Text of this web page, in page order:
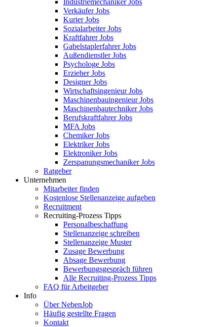
Industriemechaniker Jobs
Verkäufer Jobs
Kurier Jobs
Sozialarbeiter Jobs
Kraftfahrer Jobs
Gabelstaplerfahrer Jobs
Außendienstler Jobs
Psychologe Jobs
Erzieher Jobs
Designer Jobs
Wirtschaftsingenieur Jobs
Maschinenbauingenieur Jobs
Maschinenbautechniker Jobs
Berufskraftfahrer Jobs
MFA Jobs
Chemiker Jobs
Elektriker Jobs
Elektroniker Jobs
Zerspanungsmechaniker Jobs
Ratgeber
Unternehmen
Mitarbeiter finden
Kostenlose Stellenanzeige aufgeben
Recruitment
Recruiting-Prozess Tipps
Personalbeschaffung
Stellenanzeige schreiben
Stellenanzeige Muster
Zusage Bewerbung
Absage Bewerbung
Bewerbungsgespräch führen
Alle Recruiting-Prozess Tipps
FAQ für Arbeitgeber
Info
Über NebenJob
Häufig gestellte Fragen
Kontakt